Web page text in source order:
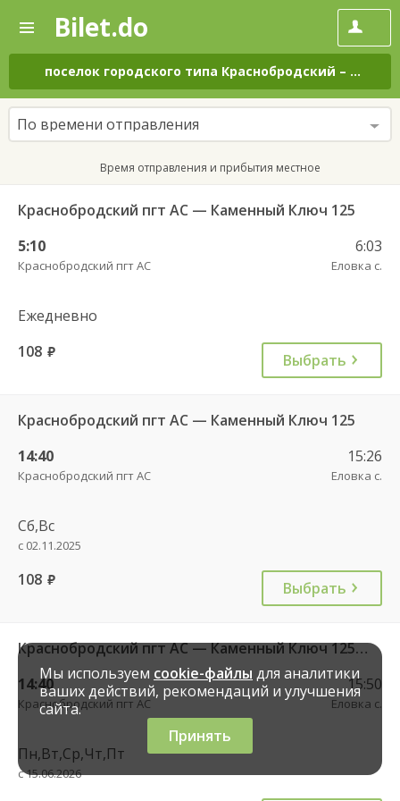
—
Поиск
и
покупка
билетов
на
автобус
онлайн
Bilet.do
поселок городского типа Краснобродский – село
По времени отправления
Время отправления и прибытия местное
Краснобродский пгт АС — Каменный Ключ 125
5:10
Краснобродский пгт АС
6:03
Еловка с.
Ежедневно
108 руб. Выбрать
Краснобродский пгт АС — Каменный Ключ 125
14:40
Краснобродский пгт АС
15:26
Еловка с.
Сб,Вс
с 02.11.2025
108 руб. Выбрать
Краснобродский пгт АС — Каменный Ключ 125кч
14:40
Краснобродский пгт АС
15:50
Еловка с.
Пн,Вт,Ср,Чт,Пт
с 15.06.2026
Мы используем cookie-файлы для аналитики
ваших действий, рекомендаций и улучшения
сайта.
Принять